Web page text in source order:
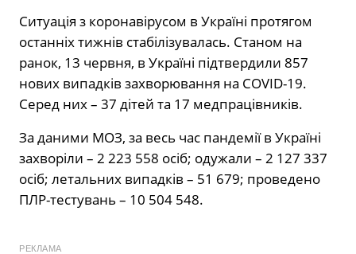
Ситуація з коронавірусом в Україні протягом
останніх тижнів стабілізувалась. Станом на
ранок, 13 червня, в Україні підтвердили 857
нових випадків захворювання на COVID-19.
Серед них – 37 дітей та 17 медпрацівників.
За даними МОЗ, за весь час пандемії в Україні
захворіли – 2 223 558 осіб; одужали – 2 127 337
осіб; летальних випадків – 51 679; проведено
ПЛР-тестувань – 10 504 548.
РЕКЛАМА